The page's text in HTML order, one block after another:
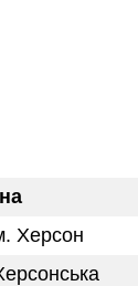
Херсон